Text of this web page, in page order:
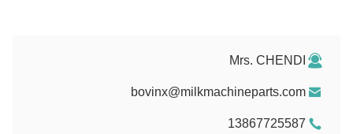
Mrs. CHENDI
bovinx@milkmachineparts.com
13867725587